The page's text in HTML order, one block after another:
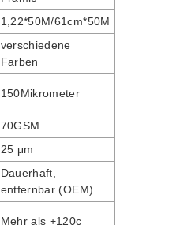
1,22*50M/61cm*50M
verschiedene
Farben
150Mikrometer
70GSM
25 μm
Dauerhaft,
entfernbar (OEM)
Mehr als +120c